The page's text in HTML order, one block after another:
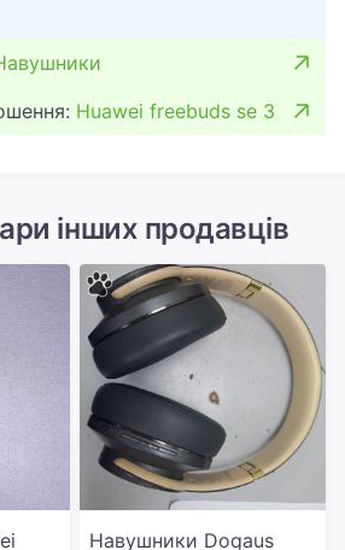
Huawei freebuds se 3
інших продавців
Навушники Doqaus